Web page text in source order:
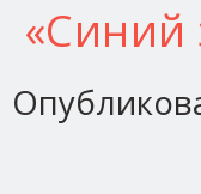
«Синий